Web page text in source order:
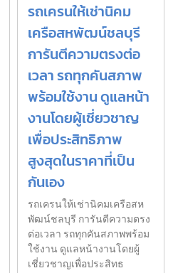
รถเครนให้เช่านิคม
เครือสหพัฒน์ชลบุรี
การันตีความตรงต่อ
เวลา รถทุกคันสภาพ
พร้อมใช้งาน ดูแลหน้า
งานโดยผู้เชี่ยวชาญ
เพื่อประสิทธิภาพ
สูงสุดในราคาที่เป็น
กันเอง
รถเครนให้เช่านิคมเครือสห
พัฒน์ชลบุรี การันตีความตรง
ต่อเวลา รถทุกคันสภาพพร้อม
ใช้งาน ดูแลหน้างานโดยผู้
เชี่ยวชาญเพื่อประสิทธ